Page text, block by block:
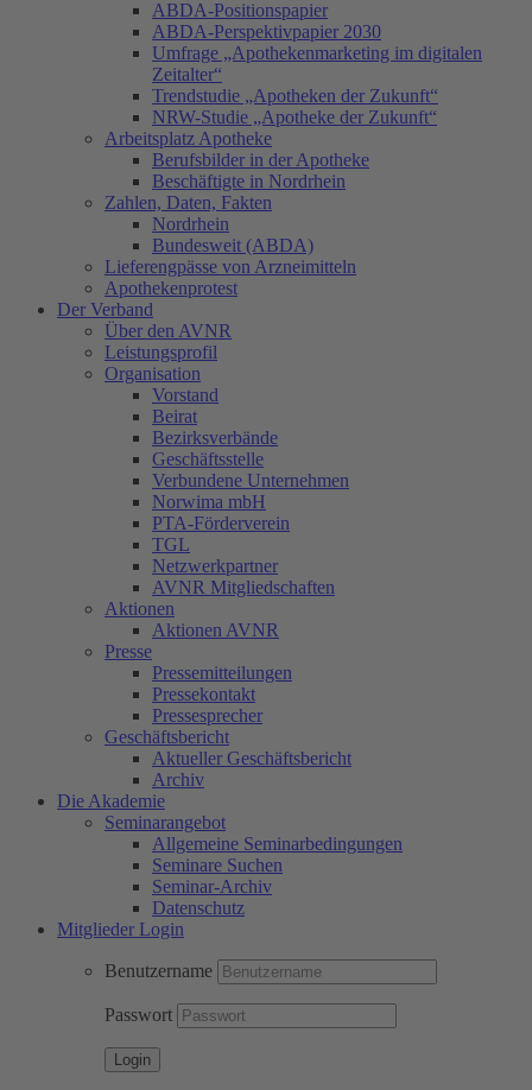
ABDA-Positionspapier
ABDA-Perspektivpapier 2030
Umfrage „Apothekenmarketing im digitalen
Zeitalter“
Trendstudie „Apotheken der Zukunft“
NRW-Studie „Apotheke der Zukunft“
Arbeitsplatz Apotheke
Berufsbilder in der Apotheke
Beschäftigte in Nordrhein
Zahlen, Daten, Fakten
Nordrhein
Bundesweit (ABDA)
Lieferengpässe von Arzneimitteln
Apothekenprotest
Der Verband
Über den AVNR
Leistungsprofil
Organisation
Vorstand
Beirat
Bezirksverbände
Geschäftsstelle
Verbundene Unternehmen
Norwima mbH
PTA-Förderverein
TGL
Netzwerkpartner
AVNR Mitgliedschaften
Aktionen
Aktionen AVNR
Presse
Pressemitteilungen
Pressekontakt
Pressesprecher
Geschäftsbericht
Aktueller Geschäftsbericht
Archiv
Die Akademie
Seminarangebot
Allgemeine Seminarbedingungen
Seminare Suchen
Seminar-Archiv
Datenschutz
Mitglieder Login
Benutzername
Passwort